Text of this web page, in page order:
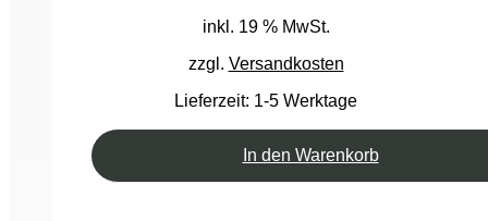
inkl. 19 % MwSt.
zzgl. Versandkosten
Lieferzeit: 1-5 Werktage
In den Warenkorb